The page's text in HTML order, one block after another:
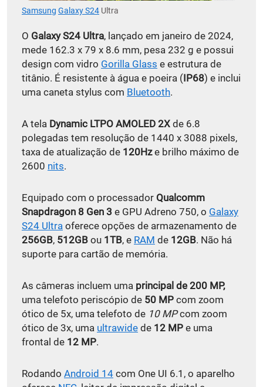
Samsung Galaxy S24 Ultra
O Galaxy S24 Ultra, lançado em janeiro de 2024,
mede 162.3 x 79 x 8.6 mm, pesa 232 g e possui
design com vidro Gorilla Glass e estrutura de
titânio. É resistente à água e poeira (IP68) e inclui
uma caneta stylus com Bluetooth.
A tela Dynamic LTPO AMOLED 2X de 6.8
polegadas tem resolução de 1440 x 3088 pixels,
taxa de atualização de 120Hze brilho máximo de
2600 nits.
Equipado com o processador Qualcomm
Snapdragon 8 Gen 3 e GPU Adreno 750, o Galaxy
S24 Ultra oferece opções de armazenamento de
256GB, 512GB ou 1TB, e RAM de 12GB. Não há
suporte para cartão de memória.
As câmeras incluem uma principal de 200 MP,
uma telefoto periscópio de 50 MP com zoom
ótico de 5x, uma telefoto de 10 MPcom zoom
ótico de 3x, uma ultrawide de 12 MP e uma
frontal de 12 MP.
Rodando Android 14 com One UI 6.1, o aparelho